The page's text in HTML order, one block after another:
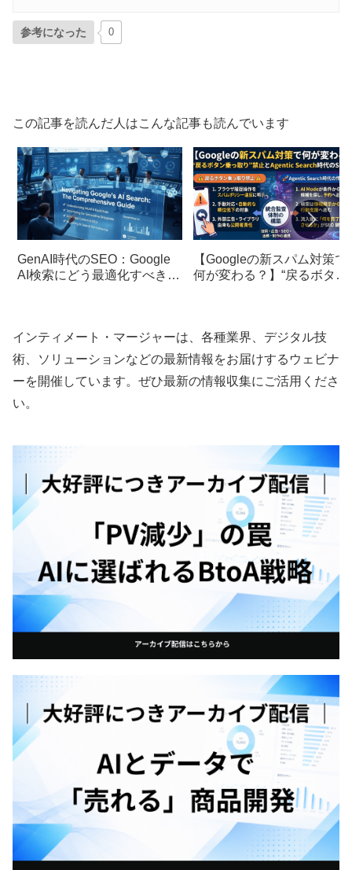
参考になった 0
この記事を読んだ人はこんな記事も読んでいます
GenAI時代のSEO：Google
AI検索にどう最適化すべきか
【Googleの新スパム対策で
何が変わる？】“戻るボタン
インティメート・マージャーは、各種業界、デジタル技
術、ソリューションなどの最新情報をお届けするウェビナ
ーを開催しています。ぜひ最新の情報収集にご活用くださ
い。